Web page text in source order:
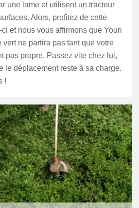
une lame et utilisent un tracteur
Alors, profitez de cette
et nous vous affirmons que Youri
vert ne partira pas tant que votre
pas propre. Passez vite chez lui,
le déplacement reste à sa charge.
!